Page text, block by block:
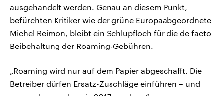
ausgehandelt werden. Genau an diesem Punkt,
befürchten Kritiker wie der grüne Europaabgeordnete
Michel Reimon, bleibt ein Schlupfloch für die de facto
Beibehaltung der Roaming-Gebühren.
„Roaming wird nur auf dem Papier abgeschafft. Die
Betreiber dürfen Ersatz-Zuschläge einführen – und